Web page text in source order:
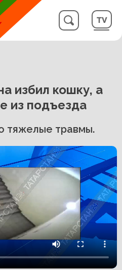
избил кошку, а
из подъезда
тяжелые травмы.